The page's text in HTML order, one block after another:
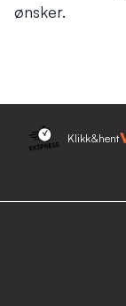
ønsker.
Klikk&hent